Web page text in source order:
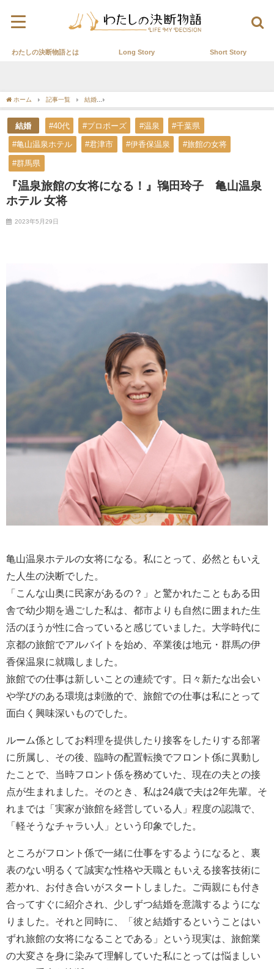
わたしの決断物語とは Long Story Short Story
ホーム 記事一覧 結婚
結婚 #40代 #プロポーズ #温泉 #千葉県
#亀山温泉ホテル #君津市 #伊香保温泉 #旅館の女将
#群馬県
『温泉旅館の女将になる！』鴇田玲子 亀山温泉
ホテル 女将
2023年5月29日
亀山温泉ホテルの女将になる。私にとって、必然ともいえ
た人生の決断でした。
「こんな山奥に民家があるの？」と驚かれたこともある田
舎で幼少期を過ごした私は、都市よりも自然に囲まれた生
活のほうが性に合っていると感じていました。大学時代に
京都の旅館でアルバイトを始め、卒業後は地元・群馬の伊
香保温泉に就職しました。
旅館での仕事は新しいことの連続です。日々新たな出会い
や学びのある環境は刺激的で、旅館での仕事は私にとって
面白く興味深いものでした。
ルーム係としてお料理を提供したり接客をしたりする部署
に所属し、その後、臨時の配置転換でフロント係に異動し
たことで、当時フロント係を務めていた、現在の夫との接
点が生まれました。そのとき、私は24歳で夫は2年先輩。そ
れまでは「実家が旅館を経営している人」程度の認識で、
「軽そうなチャラい人」という印象でした。
ところがフロント係で一緒に仕事をするようになると、裏
表のない明るくて誠実な性格や天職ともいえる接客技術に
惹かれ、お付き合いがスタートしました。ご両親にも付き
合ってすぐに紹介され、少しずつ結婚を意識するようにな
りました。それと同時に、「彼と結婚するということはい
ずれ旅館の女将になることである」という現実は、旅館業
の大変さを身に染みて理解していた私にとっては悩ましい